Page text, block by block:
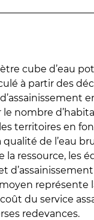
cube d’eau
à partir des
nombre
territoires en
de l’eau
la ressource, les
représente
du service
redevances.